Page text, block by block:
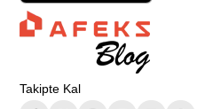
Takipte Kal